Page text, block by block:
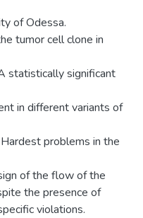
of Odessa.
tumor cell clone in
statistically significant
in different variants of
problems in the
of the flow of the
the presence of
violations.